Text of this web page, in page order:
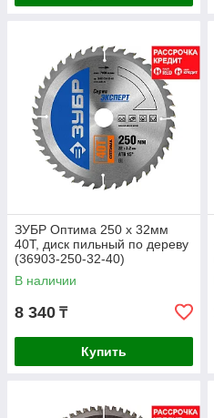
ЗУБР Оптима 250 x 32мм
40Т, диск пильный по дереву
(36903-250-32-40)
В наличии
8 340 ₸
Купить